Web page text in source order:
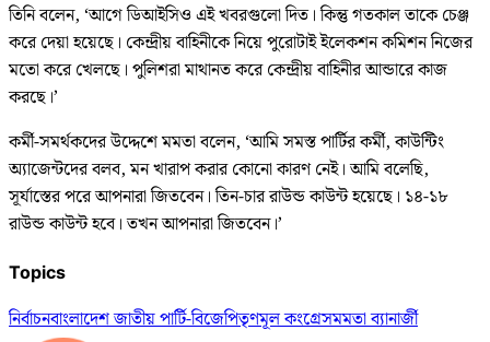
তিনি বলেন, ‘আগে ডিআইসিও এই খবরগুলো দিত। কিন্তু গতকাল তাকে চেঞ্জ
করে দেয়া হয়েছে। কেন্দ্রীয় বাহিনীকে নিয়ে পুরোটাই ইলেকশন কমিশন নিজের
মতো করে খেলছে। পুলিশরা মাথানত করে কেন্দ্রীয় বাহিনীর আন্ডারে কাজ
করছে।’
কর্মী-সমর্থকদের উদ্দেশে মমতা বলেন, ‘আমি সমস্ত পার্টির কর্মী, কাউন্টিং
অ্যাজেন্টদের বলব, মন খারাপ করার কোনো কারণ নেই। আমি বলেছি,
সূর্যাস্তের পরে আপনারা জিতবেন। তিন-চার রাউন্ড কাউন্ট হয়েছে। ১৪-১৮
রাউন্ড কাউন্ট হবে। তখন আপনারা জিতবেন।’
Topics
নির্বাচনবাংলাদেশ জাতীয় পার্টি-বিজেপিতৃণমূল কংগ্রেসমমতা ব্যানার্জী